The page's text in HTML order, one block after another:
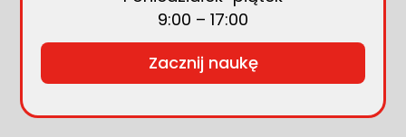
9:00 – 17:00
Zacznij naukę